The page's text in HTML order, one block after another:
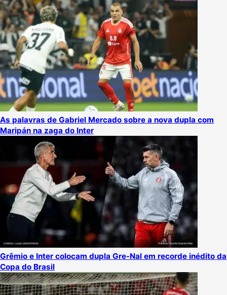
As palavras de Gabriel Mercado sobre a nova dupla com
Maripán na zaga do Inter
Grêmio e Inter colocam dupla Gre-Nal em recorde inédito da
Copa do Brasil